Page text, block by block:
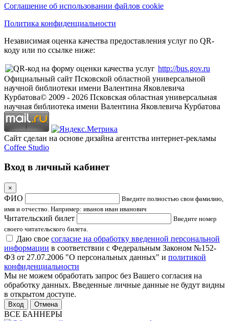
Соглашение об использовании файлов cookie
Политика конфиденциальности
Независимая оценка качества предоставления услуг по QR-
коду или по ссылке ниже:
http://bus.gov.ru
Официальный сайт Псковской областной универсальной
научной библиотеки имени Валентина Яковлевича
Курбатова© 2009 - 2026 Псковская областная универсальная
научная библиотека имени Валентина Яковлевича Курбатова
Сайт сделан на основе дизайна агентства интернет-рекламы
Coffee Studio
Вход в личный кабинет
×
ФИО
Введите полностью свои фамилию,
имя и отчество. Например: иванов иван иванович
Читательский билет
Введите номер
своего читательского билета.
Даю свое согласие на обработку введенной персональной
информации в соответствии с Федеральным Законом №152-
ФЗ от 27.07.2006 "О персональных данных" и политикой
конфиденциальности
Мы не можем обработать запрос без Вашего согласия на
обработку данных. Введенные личные данные не будут видны
в открытом доступе.
Отмена
ВСЕ БАННЕРЫ